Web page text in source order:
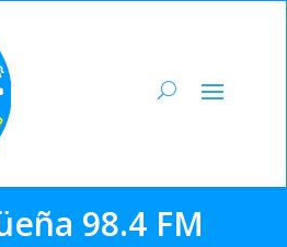
98.4 FM